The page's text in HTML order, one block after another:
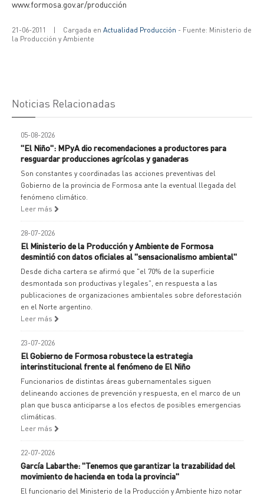
www.formosa.gov.ar/producción
21-06-2011 | Cargada en Actualidad Producción - Fuente: Ministerio de
la Producción y Ambiente
Noticias Relacionadas
05-08-2026
"El Niño": MPyA dio recomendaciones a productores para
resguardar producciones agrícolas y ganaderas
Son constantes y coordinadas las acciones preventivas del
Gobierno de la provincia de Formosa ante la eventual llegada del
fenómeno climático.
Leer más
28-07-2026
El Ministerio de la Producción y Ambiente de Formosa
desmintió con datos oficiales al "sensacionalismo ambiental"
Desde dicha cartera se afirmó que "el 70% de la superficie
desmontada son productivas y legales", en respuesta a las
publicaciones de organizaciones ambientales sobre deforestación
en el Norte argentino.
Leer más
23-07-2026
El Gobierno de Formosa robustece la estrategia
interinstitucional frente al fenómeno de El Niño
Funcionarios de distintas áreas gubernamentales siguen
delineando acciones de prevención y respuesta, en el marco de un
plan que busca anticiparse a los efectos de posibles emergencias
climáticas.
Leer más
22-07-2026
García Labarthe: "Tenemos que garantizar la trazabilidad del
movimiento de hacienda en toda la provincia"
El funcionario del Ministerio de la Producción y Ambiente hizo notar